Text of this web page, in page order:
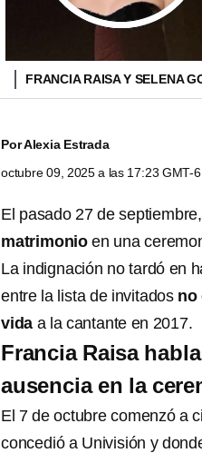
FRANCIA RAISA Y SELENA
PorAlexia Estrada
octubre 09, 2025 a las 17:23 GMT-6
El pasado 27 de
matrimonio en una
La indignación no tardó en
entre la lista de invitados no
vida a la cantante en 2017.
Francia Raisa
ausencia en la
El 7 de octubre comenzó a
concedió a Univisión y